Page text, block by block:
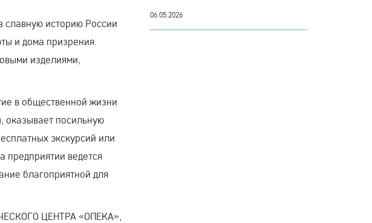
славную историю России
и дома призрения.
изделиями,
в общественной жизни
оказывает посильную
экскурсий или
предприятии ведется
благоприятной для
ЦЕНТРА «ОПЕКА»,
06.05.2026